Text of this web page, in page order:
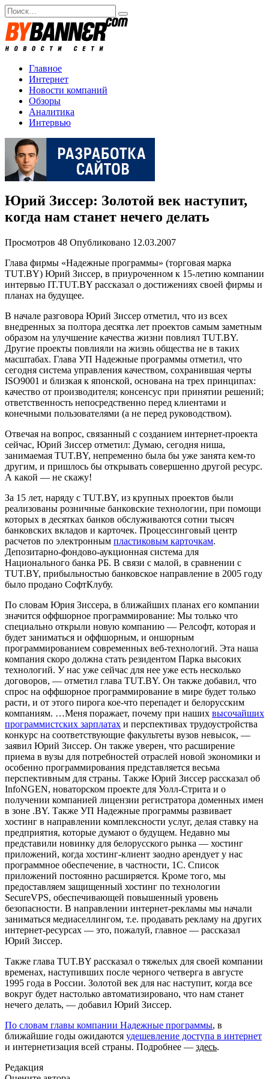
Перейти
к
содержанию
Search
for:
Главное
Интернет
Новости компаний
Обзоры
Аналитика
Интервью
Юрий Зиссер: Золотой век наступит,
когда нам станет нечего делать
Просмотров 48 Опубликовано 12.03.2007
Глава фирмы «Надежные программы» (торговая марка
TUT.BY) Юрий Зиссер, в приуроченном к 15-летию компании
интервью IT.TUT.BY рассказал о достижениях своей фирмы и
планах на будущее.
В начале разговора Юрий Зиссер отметил, что из всех
внедренных за полтора десятка лет проектов самым заметным
образом на улучшение качества жизни повлиял TUT.BY.
Другие проекты повлияли на жизнь общества не в таких
масштабах. Глава УП Надежные программы отметил, что
сегодня система управления качеством, сохранившая черты
ISO9001 и близкая к японской, основана на трех принципах:
качество от производителя; консенсус при принятии решений;
ответственность непосредственно перед клиентами и
конечными пользователями (а не перед руководством).
Отвечая на вопрос, связанный с созданием интернет-проекта
сейчас, Юрий Зиссер отметил: Думаю, сегодня ниша,
занимаемая TUT.BY, непременно была бы уже занята кем-то
другим, и пришлось бы открывать совершенно другой ресурс.
А какой — не скажу!
За 15 лет, наряду с TUT.BY, из крупных проектов были
реализованы розничные банковские технологии, при помощи
которых в десятках банков обслуживаются сотни тысяч
банковских вкладов и карточек. Процессинговый центр
расчетов по электронным пластиковым карточкам.
Депозитарно-фондово-аукционная система для
Национального банка РБ. В связи с малой, в сравнении с
TUT.BY, прибыльностью банковское направление в 2005 году
было продано СофтКлубу.
По словам Юрия Зиссера, в ближайших планах его компании
значится оффшорное программирование: Мы только что
специально открыли новую компанию — Релсофт, которая и
будет заниматься и оффшорным, и оншорным
программированием современных веб-технологий. Эта наша
компания скоро должна стать резидентом Парка высоких
технологий. У нас уже сейчас для нее уже есть несколько
договоров, — отметил глава TUT.BY. Он также добавил, что
спрос на оффшорное программирование в мире будет только
расти, и от этого пирога кое-что перепадет и белорусским
компаниям. …Меня поражает, почему при наших высочайших
программистских зарплатах и перспективах трудоустройства
конкурс на соответствующие факультеты вузов невысок, —
заявил Юрий Зиссер. Он также уверен, что расширение
приема в вузы для потребностей отраслей новой экономики и
особенно программирования представляется весьма
перспективным для страны. Также Юрий Зиссер рассказал об
InfoNGEN, новаторском проекте для Уолл-Стрита и о
получении компанией лицензии регистратора доменных имен
в зоне .BY. Также УП Надежные программы развивает
хостинг в направлении комплексности услуг, делая ставку на
предприятия, которые думают о будущем. Недавно мы
представили новинку для белорусского рынка — хостинг
приложений, когда хостинг-клиент заодно арендует у нас
программное обеспечение, в частности, 1С. Список
приложений постоянно расширяется. Кроме того, мы
предоставляем защищенный хостинг по технологии
SecureVPS, обеспечивающей повышенный уровень
безопасности. В направлении интернет-рекламы мы начали
заниматься медиаселлингом, т.е. продавать рекламу на других
интернет-ресурсах — это, пожалуй, главное — рассказал
Юрий Зиссер.
Также глава TUT.BY рассказал о тяжелых для своей компании
временах, наступивших после черного четверга в августе
1995 года в России. Золотой век для нас наступит, когда все
вокруг будет настолько автоматизировано, что нам станет
нечего делать, — добавил Юрий Зиссер.
По словам главы компании Надежные программы, в
ближайшие годы ожидаются удешевление доступа в интернет
и интернетизация всей страны. Подробнее — здесь.
Редакция